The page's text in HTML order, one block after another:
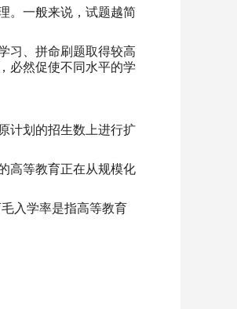
。一般来说，试题越简
习、拼命刷题取得较高
必然促使不同水平的学
计划的招生数上进行扩
高等教育正在从规模化
毛入学率是指高等教育